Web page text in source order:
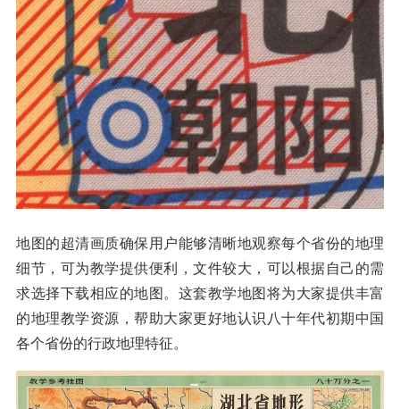
地图的超清画质确保用户能够清晰地观察每个省份的地理
细节，可为教学提供便利，文件较大，可以根据自己的需
求选择下载相应的地图。这套教学地图将为大家提供丰富
的地理教学资源，帮助大家更好地认识八十年代初期中国
各个省份的行政地理特征。